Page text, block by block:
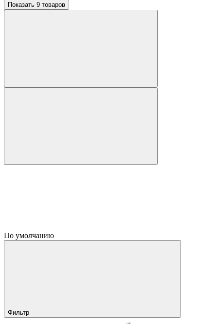
Показать 9 товаров
По умолчанию
Фильтр